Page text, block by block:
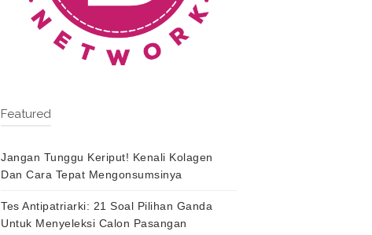
Featured
Jangan Tunggu Keriput! Kenali Kolagen
Dan Cara Tepat Mengonsumsinya
Tes Antipatriarki: 21 Soal Pilihan Ganda
Untuk Menyeleksi Calon Pasangan